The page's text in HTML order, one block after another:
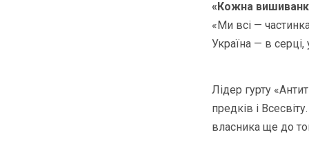
«Кожна
«Ми всі —
Україна — в серці,
Лідер гурту
предків і
власника ще до